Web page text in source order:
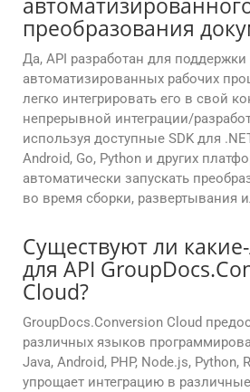
преобразования
Да, API разработан для поддержки
автоматизированных рабочих
легко интегрировать его в свой
непрерывной интеграции/
используя доступные SDK для
Android, Go, Python и других
автоматически запускать
во время сборки, развертывания
Существуют ли
для API
Cloud?
GroupDocs.Conversion Cloud
различных языков
Java, Android, PHP, Node.js, Python,
упрощает интеграцию в